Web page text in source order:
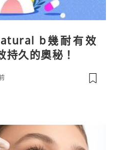
b幾耐有效
久的奧秘！